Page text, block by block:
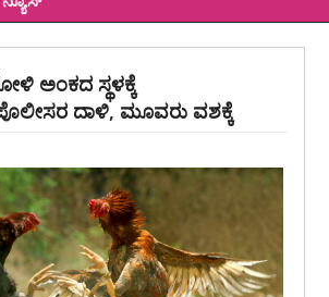
ಅಂಕದ ಸ್ಥಳಕ್ಕೆ
ಪೊಲೀಸರ ದಾಳಿ, ಮೂವರು ವಶಕ್ಕೆ